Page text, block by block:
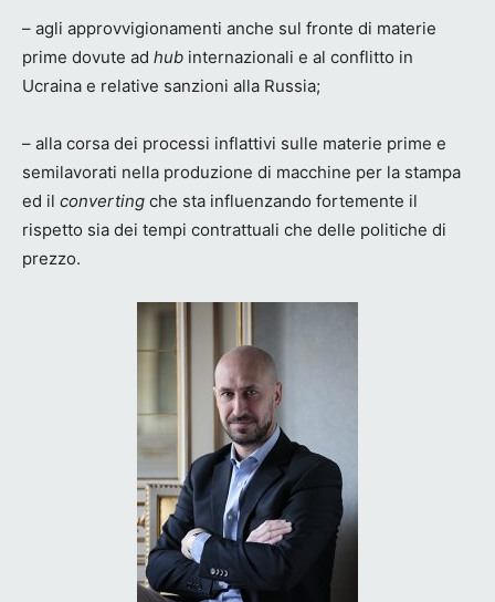
– agli approvvigionamenti anche sul fronte di materie
prime dovute ad hub internazionali e al conflitto in
Ucraina e relative sanzioni alla Russia;
– alla corsa dei processi inflattivi sulle materie prime e
semilavorati nella produzione di macchine per la stampa
ed il converting che sta influenzando fortemente il
rispetto sia dei tempi contrattuali che delle politiche di
prezzo.